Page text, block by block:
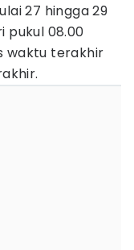
27 hingga 29
pukul 08.00
waktu terakhir